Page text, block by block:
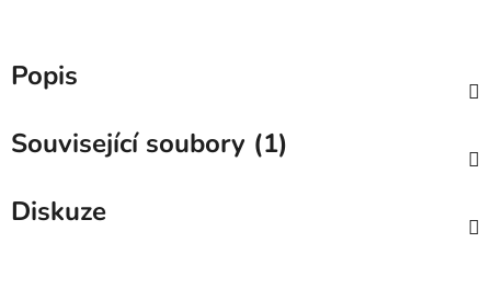
Popis
Související soubory (1)
Diskuze